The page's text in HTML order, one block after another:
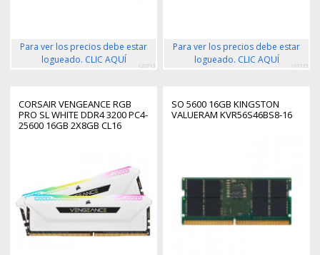
Para ver los precios debe estar
logueado. CLIC AQUÍ
120713
Para ver los precios debe estar
logueado. CLIC AQUÍ
167135
CORSAIR VENGEANCE RGB
PRO SL WHITE DDR4 3200 PC4-
25600 16GB 2X8GB CL16
SO 5600 16GB KINGSTON
VALUERAM KVR56S46BS8-16